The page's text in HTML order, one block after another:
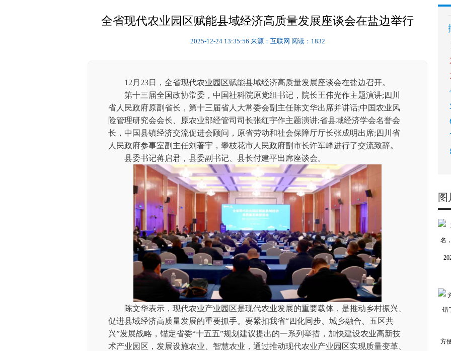
全省现代农业园区赋能县域经济高质量发展座谈会在盐边举行
2025-12-24 13:35:56 来源：互联网 阅读：1832
12月23日，全省现代农业园区赋能县域经济高质量发展座谈会在盐边召开。
第十三届全国政协常委，中国社科院原党组书记，院长王伟光作主题演讲;四川
省人民政府原副省长，第十三届省人大常委会副主任陈文华出席并讲话;中国农业风
险管理研究会会长、原农业部经管司司长张红宇作主题演讲;省县域经济学会名誉会
长，中国县镇经济交流促进会顾问，原省劳动和社会保障厅厅长张成明出席;四川省
人民政府参事室副主任刘著宇，攀枝花市人民政府副市长许军峰进行了交流致辞。
县委书记蒋启君，县委副书记、县长付建平出席座谈会。
陈文华表示，现代农业产业园区是现代农业发展的重要载体，是推动乡村振兴、
促进县域经济高质量发展的重要抓手。要紧扣我省“四化同步、城乡融合、五区共
兴”发展战略，锚定省委“十五五”规划建议提出的一系列举措，加快建设农业高新技
术产业园区，发展设施农业、智慧农业，通过推动现代农业产业园区实现质量变革、
方